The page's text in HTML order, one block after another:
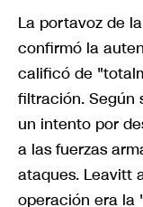
La portavoz de
confirmó la
calificó de
filtración. Según
un intento por
a las fuerzas
ataques. Leavitt
operación era la